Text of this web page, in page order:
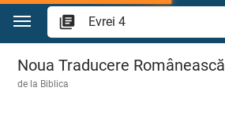
Sari la conținut
Evrei 4
Noua Traducere Românească
de la Biblica